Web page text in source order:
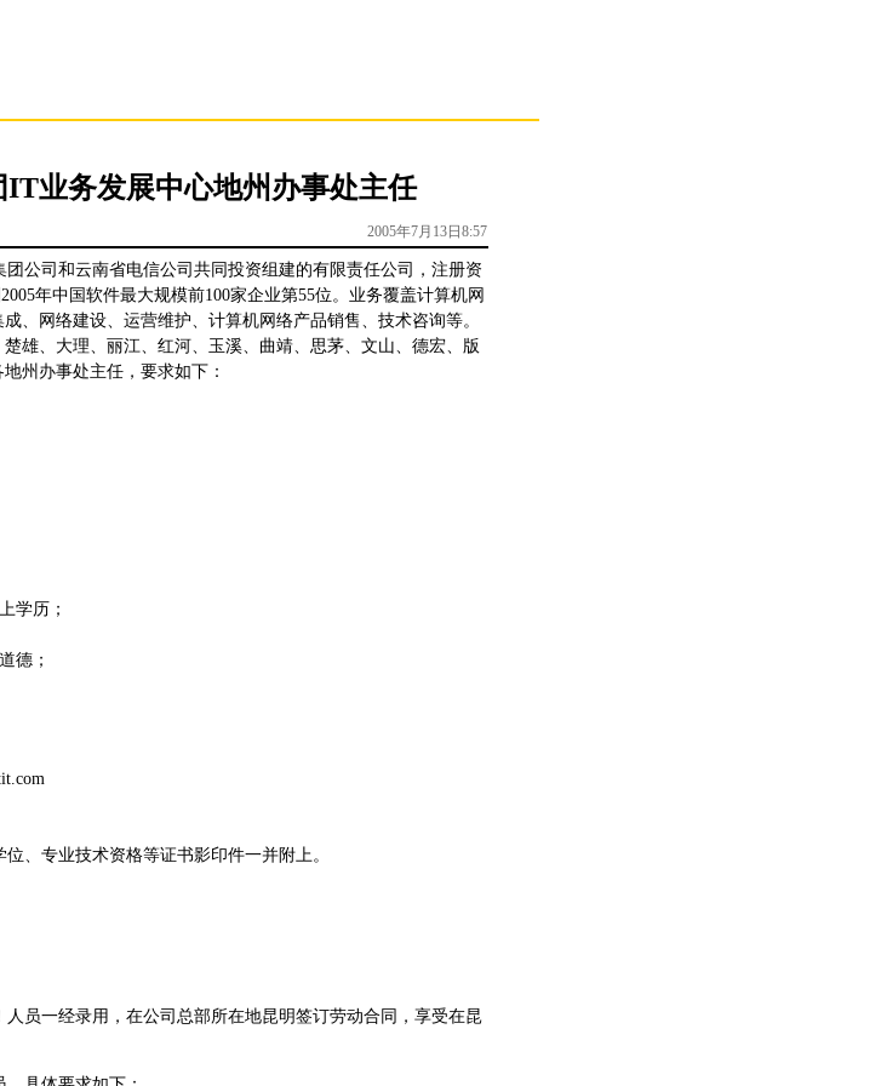
业务发展中心地州办事处主任
2005年7月13日8:57
公司和云南省电信公司共同投资组建的有限责任公司，注册资
年中国软件最大规模前100家企业第55位。业务覆盖计算机网
、网络建设、运营维护、计算机网络产品销售、技术咨询等。
雄、大理、丽江、红河、玉溪、曲靖、思茅、文山、德宏、版
州办事处主任，要求如下：
学历；
德；
、专业技术资格等证书影印件一并附上。
员一经录用，在公司总部所在地昆明签订劳动合同，享受在昆